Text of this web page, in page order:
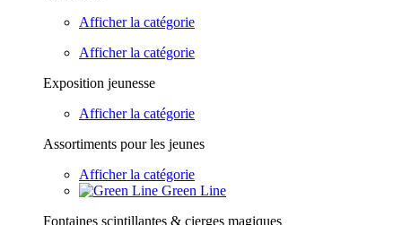
Afficher la catégorie
Afficher la catégorie
Exposition jeunesse
Afficher la catégorie
Assortiments pour les jeunes
Afficher la catégorie
Green Line
Fontaines scintillantes & cierges magiques